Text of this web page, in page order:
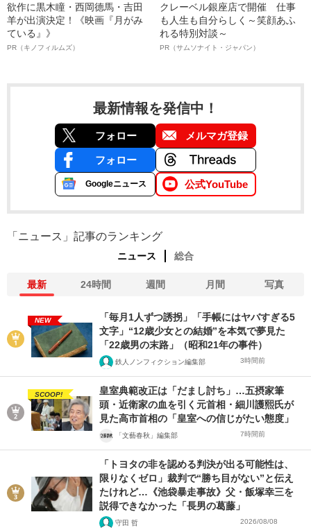
欲作に黒木瞳・西岡德馬・吉田
羊が出演決定！《映画『月がみ
ている』》
PR（キノフィルムズ）
クレーベル銀座店で開催 仕事
も人生も自分らしく～笑顔あふ
れる特別対談～
PR（サムソナイト・ジャパン）
最新情報を発信中！
フォロー メルマガ登録
フォロー
Googleニュース 公式YouTube
「ニュース」記事のランキング
ニュース 総合
最新 24時間 週間 月間 写真
NEW
「毎月1人ずつ誘拐」「手帳にはヤバすぎる5
文字」“12歳少女との結婚”を本気で夢見た
「22歳男の末路」（昭和21年の事件）
鉄人ノンフィクション編集部 3時間前
SCOOP!
皇室典範改正は「だまし討ち」…五摂家筆
頭・近衛家の血を引く元首相・細川護熙氏が
見た高市首相の「皇室への信じがたい態度」
「文藝春秋」編集部 7時間前
「トヨタの非を認める判決が出る可能性は、
限りなくゼロ」裁判で“勝ち目がない”と伝え
たけれど…《池袋暴走事故》父・飯塚幸三を
説得できなかった「長男の葛藤」
守田 哲 2026/08/08